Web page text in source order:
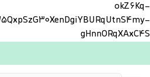
okZ6Kq-
gHnnORqXAxC4S